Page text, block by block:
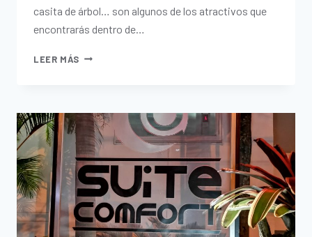
casita de árbol… son algunos de los atractivos que
encontrarás dentro de…
LEER MÁS